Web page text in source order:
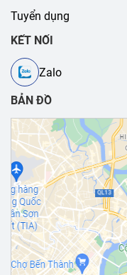
Tuyển dụng
KẾT NỐI
Zalo
BẢN ĐỒ